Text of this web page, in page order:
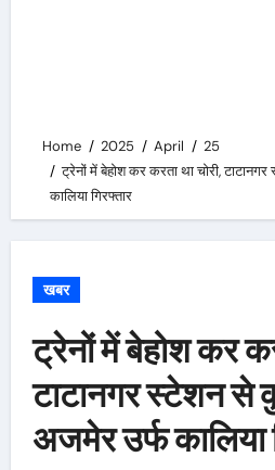
Home 2025 April
25
ट्रेनों में बेहोश कर करता था चोरी,
कालिया गिरफ्तार
खबर
ट्रेनों में बेहोश कर
टाटानगर स्टेशन से
अजमेर उर्फ कालिया